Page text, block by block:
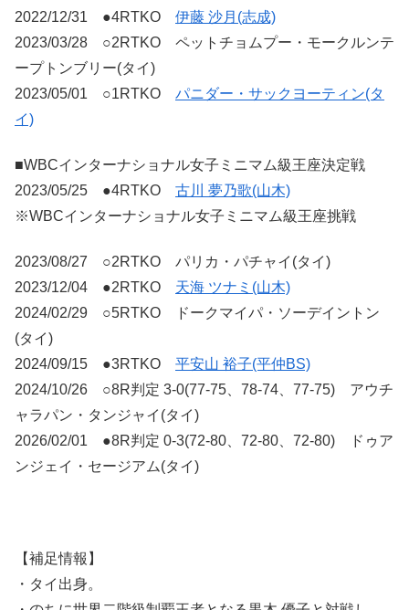
2022/12/31 ●4RTKO 伊藤 沙月(志成)
2023/03/28 ○2RTKO ペットチョムプー・モークルンテ
ープトンブリー(タイ)
2023/05/01 ○1RTKO パニダー・サックヨーティン(タ
イ)
■WBCインターナショナル女子ミニマム級王座決定戦
2023/05/25 ●4RTKO 古川 夢乃歌(山木)
※WBCインターナショナル女子ミニマム級王座挑戦
2023/08/27 ○2RTKO パリカ・パチャイ(タイ)
2023/12/04 ●2RTKO 天海 ツナミ(山木)
2024/02/29 ○5RTKO ドークマイパ・ソーデイントン
(タイ)
2024/09/15 ●3RTKO 平安山 裕子(平仲BS)
2024/10/26 ○8R判定 3-0(77-75、78-74、77-75) アウチ
ャラパン・タンジャイ(タイ)
2026/02/01 ●8R判定 0-3(72-80、72-80、72-80) ドゥア
ンジェイ・セージアム(タイ)
【補足情報】
・タイ出身。